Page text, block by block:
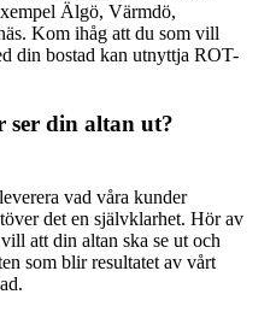
Älgö, Värmdö,
Kom ihåg att du som vill
din bostad kan utnyttja ROT-
ser din altan ut?
vad våra kunder
det en självklarhet. Hör av
att din altan ska se ut och
som blir resultatet av vårt